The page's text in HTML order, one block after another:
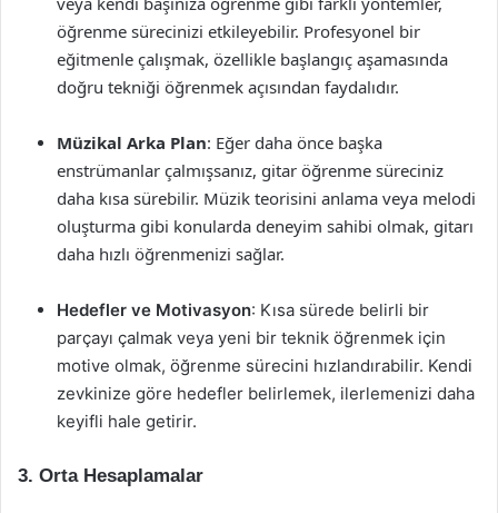
öğrenme sürecinizi etkileyebilir. Profesyonel bir
eğitmenle çalışmak, özellikle başlangıç aşamasında
doğru tekniği öğrenmek açısından faydalıdır.
Müzikal Arka Plan: Eğer daha önce başka
enstrümanlar çalmışsanız, gitar öğrenme süreciniz
daha kısa sürebilir. Müzik teorisini anlama veya melodi
oluşturma gibi konularda deneyim sahibi olmak, gitarı
daha hızlı öğrenmenizi sağlar.
Hedefler ve Motivasyon: Kısa sürede belirli bir
parçayı çalmak veya yeni bir teknik öğrenmek için
motive olmak, öğrenme sürecini hızlandırabilir. Kendi
zevkinize göre hedefler belirlemek, ilerlemenizi daha
keyifli hale getirir.
3. Orta Hesaplamalar